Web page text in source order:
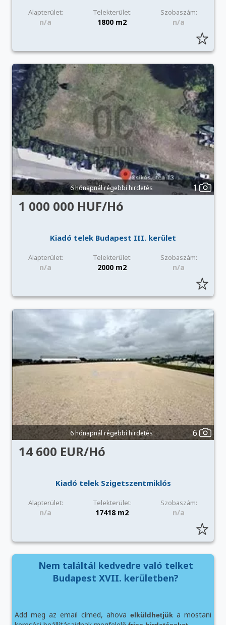
Alapterület: Telekterület: Szobaszám:
n/a 1800 m2 n/a
6 hónapnál régebbi hirdetés 1
1 000 000 HUF/Hó
Kiadó telek Budapest III. kerület
Alapterület: Telekterület: Szobaszám:
n/a 2000 m2 n/a
6 hónapnál régebbi hirdetés 6
14 600 EUR/Hó
Kiadó telek Szigetszentmiklós
Alapterület: Telekterület: Szobaszám:
n/a 17418 m2 n/a
Nem találtál kedvedre való telket
Budapest XVII. kerületben?
Add meg az email címed, ahova elküldhetjük a mostani